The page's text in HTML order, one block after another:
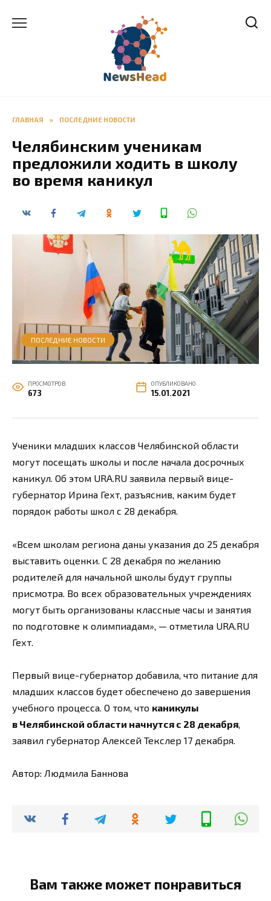
ГЛАВНАЯ » ПОСЛЕДНИЕ НОВОСТИ
Челябинским ученикам
предложили ходить в школу
во время каникул
ПОСЛЕДНИЕ НОВОСТИ
ПРОСМОТРОВ
673
ОПУБЛИКОВАНО
15.01.2021
Ученики младших классов Челябинской области
могут посещать школы и после начала досрочных
каникул. Об этом URA.RU заявила первый вице-
губернатор Ирина Гехт, разъяснив, каким будет
порядок работы школ с 28 декабря.
«Всем школам региона даны указания до 25 декабря
выставить оценки. С 28 декабря по желанию
родителей для начальной школы будут группы
присмотра. Во всех образовательных учреждениях
могут быть организованы классные часы и занятия
по подготовке к олимпиадам», — отметила URA.RU
Гехт.
Первый вице-губернатор добавила, что питание для
младших классов будет обеспечено до завершения
учебного процесса. О том, что каникулы
в Челябинской области начнутся с 28 декабря
заявил губернатор Алексей Текслер 17 декабря.
Автор: Людмила Баннова
Вам также может понравиться